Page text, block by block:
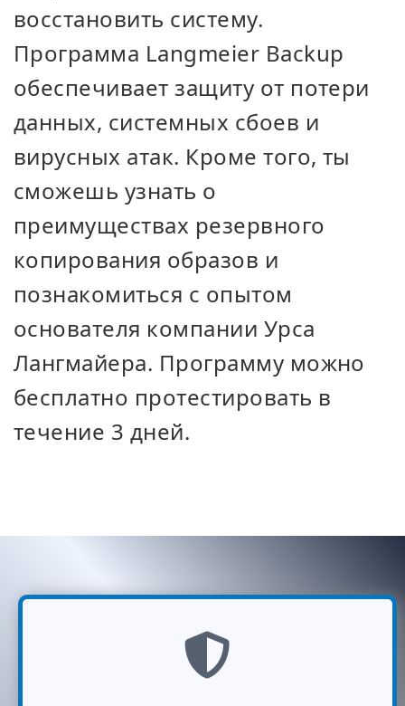
восстановить систему.
Программа Langmeier Backup
обеспечивает защиту от потери
данных, системных сбоев и
вирусных атак. Кроме того, ты
сможешь узнать о
преимуществах резервного
копирования образов и
познакомиться с опытом
основателя компании Урса
Лангмайера. Программу можно
бесплатно протестировать в
течение 3 дней.